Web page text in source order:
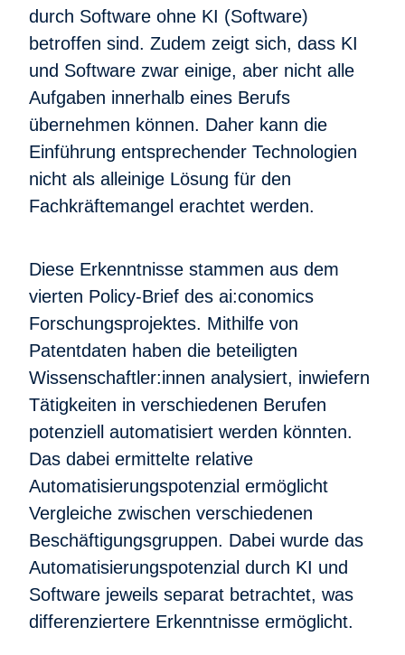
durch Software ohne KI (Software)
betroffen sind. Zudem zeigt sich, dass KI
und Software zwar einige, aber nicht alle
Aufgaben innerhalb eines Berufs
übernehmen können. Daher kann die
Einführung entsprechender Technologien
nicht als alleinige Lösung für den
Fachkräftemangel erachtet werden.
Diese Erkenntnisse stammen aus dem
vierten Policy-Brief des ai:conomics
Forschungsprojektes. Mithilfe von
Patentdaten haben die beteiligten
Wissenschaftler:innen analysiert, inwiefern
Tätigkeiten in verschiedenen Berufen
potenziell automatisiert werden könnten.
Das dabei ermittelte relative
Automatisierungspotenzial ermöglicht
Vergleiche zwischen verschiedenen
Beschäftigungsgruppen. Dabei wurde das
Automatisierungspotenzial durch KI und
Software jeweils separat betrachtet, was
differenziertere Erkenntnisse ermöglicht.